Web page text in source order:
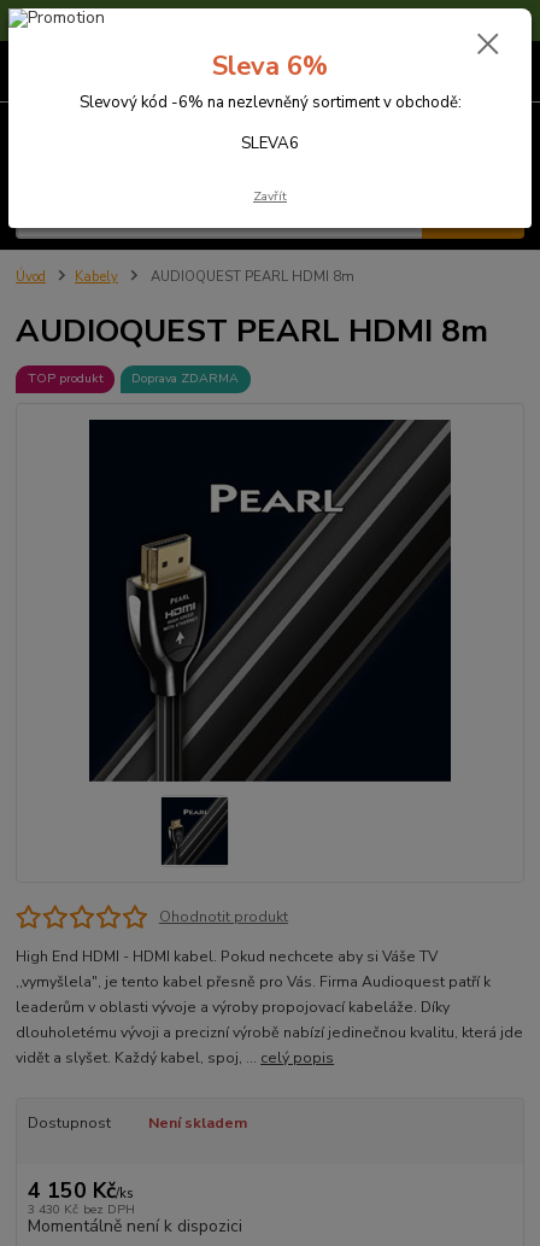
Sleva 6% na nezlevněné zboží s kódem SLEVA6
Úvod Kabely AUDIOQUEST PEARL HDMI 8m
AUDIOQUEST PEARL HDMI 8m
TOP produkt Doprava ZDARMA
Ohodnotit produkt
High End HDMI - HDMI kabel. Pokud nechcete aby si Váše TV
,,vymyšlela", je tento kabel přesně pro Vás. Firma Audioquest patří k
leaderům v oblasti vývoje a výroby propojovací kabeláže. Díky
dlouholetému vývoji a precizní výrobě nabízí jedinečnou kvalitu, která jde
vidět a slyšet. Každý kabel, spoj, ... celý popis
Dostupnost Není skladem
4 150 Kč/ks
3 430 Kč bez DPH
Momentálně není k dispozici
Sleva 6%
Slevový kód -6% na nezlevněný sortiment v obchodě:
SLEVA6
Zavřít